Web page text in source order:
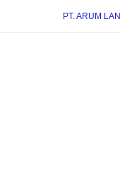
PT. ARUM